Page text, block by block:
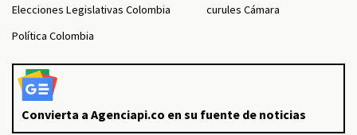
Elecciones Legislativas Colombia
curules Cámara
Política Colombia
Convierta a Agenciapi.co en su fuente de noticias